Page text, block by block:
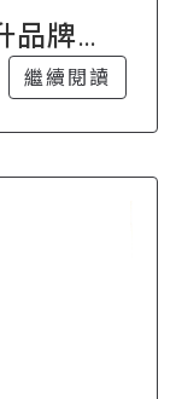
牌的
繼續閱讀